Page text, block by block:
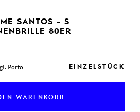
SANTOS - S
80ER
Porto EINZELSTÜCK
WARENKORB